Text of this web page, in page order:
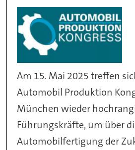
Am 15. Mai 2025 treffen
Automobil Produktion
München wieder
Führungskräfte, um über
Automobilfertigung der